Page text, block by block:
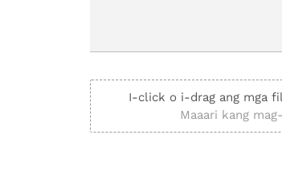
I-click o i-drag ang mga
Maaari kang